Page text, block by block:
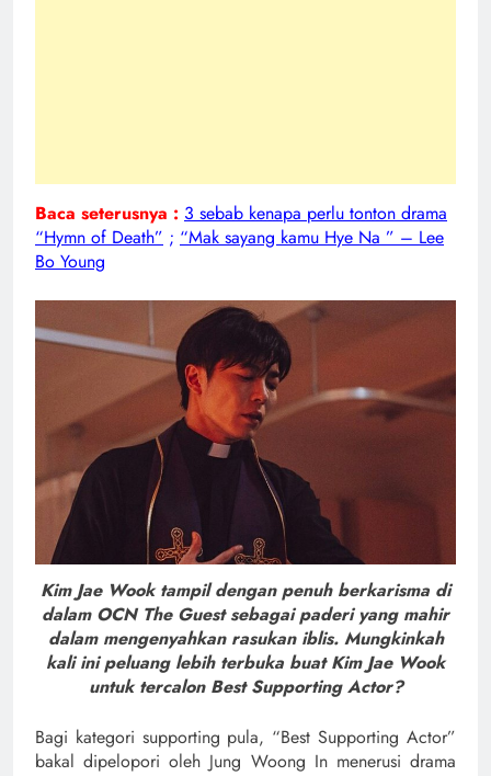
Baca seterusnya : 3 sebab kenapa perlu tonton drama
“Hymn of Death” ; “Mak sayang kamu Hye Na ” – Lee
Bo Young
Kim Jae Wook tampil dengan penuh berkarisma di
dalam OCN The Guest sebagai paderi yang mahir
dalam mengenyahkan rasukan iblis. Mungkinkah
kali ini peluang lebih terbuka buat Kim Jae Wook
untuk tercalon Best Supporting Actor?
Bagi kategori supporting pula, “Best Supporting Actor”
bakal dipelopori oleh Jung Woong In menerusi drama